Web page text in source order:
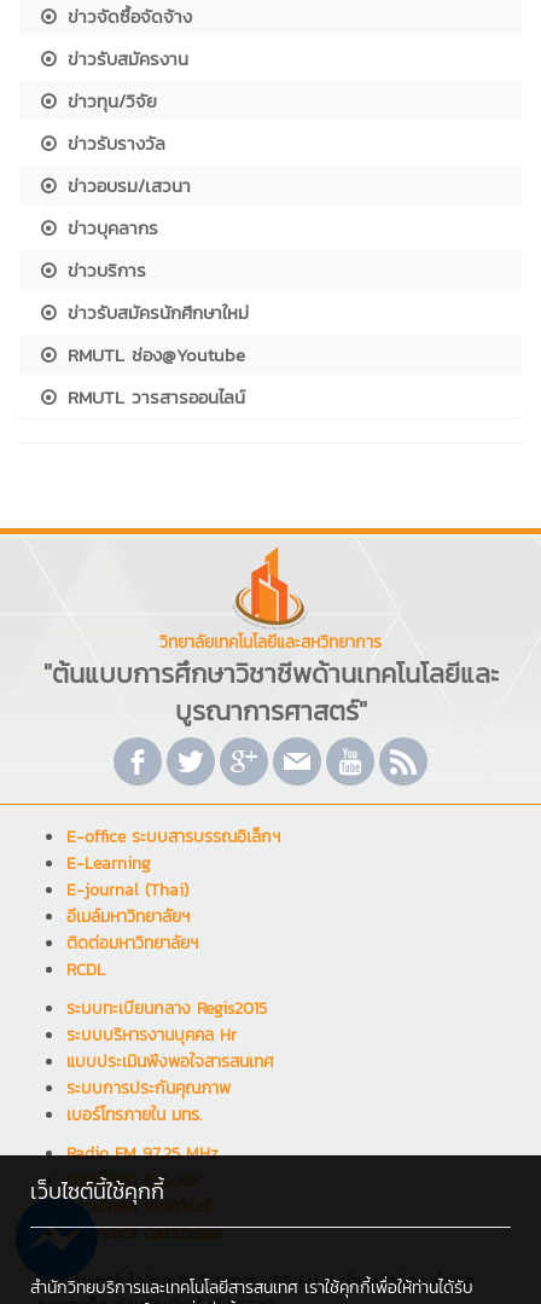
ข่าวจัดซื้อจัดจ้าง
ข่าวรับสมัครงาน
ข่าวทุน/วิจัย
ข่าวรับรางวัล
ข่าวอบรม/เสวนา
ข่าวบุคลากร
ข่าวบริการ
ข่าวรับสมัครนักศึกษาใหม่
RMUTL ช่อง@Youtube
RMUTL วารสารออนไลน์
วิทยาลัยเทคโนโลยีและสหวิทยาการ
"ต้นแบบการศึกษาวิชาชีพด้านเทคโนโลยีและ
บูรณาการศาสตร์"
E-office ระบบสารบรรณอิเล็กฯ
E-Learning
E-journal (Thai)
อีเมล์มหาวิทยาลัยฯ
ติดต่อมหาวิทยาลัยฯ
RCDL
ระบบทะเบียนกลาง Regis2015
ระบบบริหารงานบุคคล Hr
แบบประเมินพึงพอใจสารสนเทศ
ระบบการประกันคุณภาพ
เบอร์โทรภายใน มทร.
Radio FM 97.25 MHz
ดาวน์โหลด E-book
ดาวน์โหลด ซอฟต์แวร์
Reference Databases
วิทยาลัยเทคโนโลยีและสหวิทยาการ : 98 หมู่ 8 ตำบลป่าป้อง อำเภอ
เว็บไซต์นี้ใช้คุกกี้
สำนักวิทยบริการและเทคโนโลยีสารสนเทศ เราใช้คุกกี้เพื่อให้ท่านได้รับ